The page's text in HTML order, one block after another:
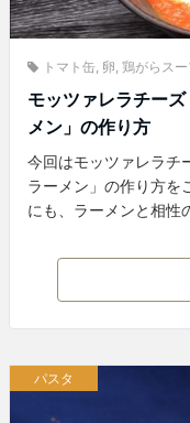
トマト缶, 卵, 鶏がらス
モッツァレラチー
メン」の作り方
今回はモッツァレラチ
ラーメン」の作り方を
にも、ラーメンと相性
パスタ